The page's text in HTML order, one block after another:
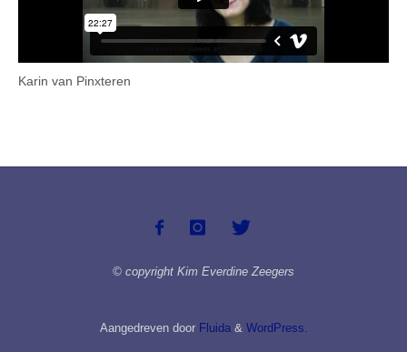
Karin van Pinxteren
© copyright Kim Everdine Zeegers
Aangedreven doorFluida& WordPress.